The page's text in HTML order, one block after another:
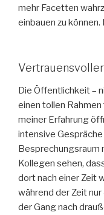
mehr Facetten
einbauen zu
Die Öffentlichkeit –
einen tollen
meiner Erfahrung
intensive
Besprechungsraum
Kollegen sehen,
dort nach einer Zeit
während der Zeit
der Gang nach